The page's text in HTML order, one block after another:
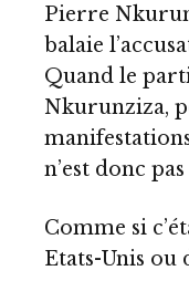
Pierre
balaie
Quand le
Nkurunziza,
n’est donc
Comme si
Etats-Unis ou